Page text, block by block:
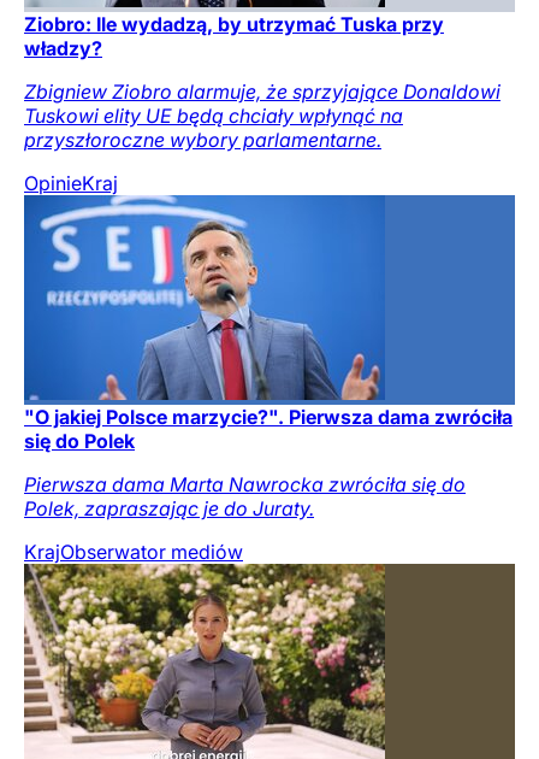
Ziobro: Ile wydadzą, by utrzymać Tuska przy
władzy?
Zbigniew Ziobro alarmuje, że sprzyjające Donaldowi
Tuskowi elity UE będą chciały wpłynąć na
przyszłoroczne wybory parlamentarne.
OpinieKraj
"O jakiej Polsce marzycie?". Pierwsza dama zwróciła
się do Polek
Pierwsza dama Marta Nawrocka zwróciła się do
Polek, zapraszając je do Juraty.
KrajObserwator mediów